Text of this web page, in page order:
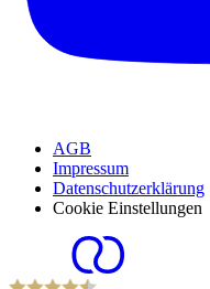
AGB
Impressum
Datenschutzerklärung
Cookie Einstellungen